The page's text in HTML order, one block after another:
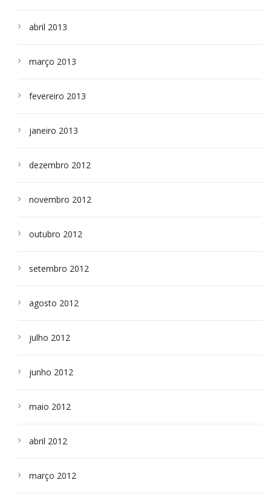
abril 2013
março 2013
fevereiro 2013
janeiro 2013
dezembro 2012
novembro 2012
outubro 2012
setembro 2012
agosto 2012
julho 2012
junho 2012
maio 2012
abril 2012
março 2012